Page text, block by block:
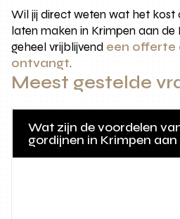
Wil jij direct weten wat het kost
laten maken in Krimpen aan de
geheel vrijblijvend een offerte
ontvangt.
Meest gestelde
Wat zijn de voordelen
gordijnen in Krimpen aan